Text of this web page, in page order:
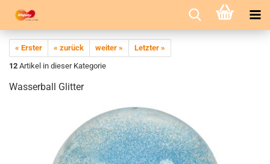
« Erster « zurück weiter »
Letzter »
12 Artikel in dieser Kategorie
Wasserball Glitter